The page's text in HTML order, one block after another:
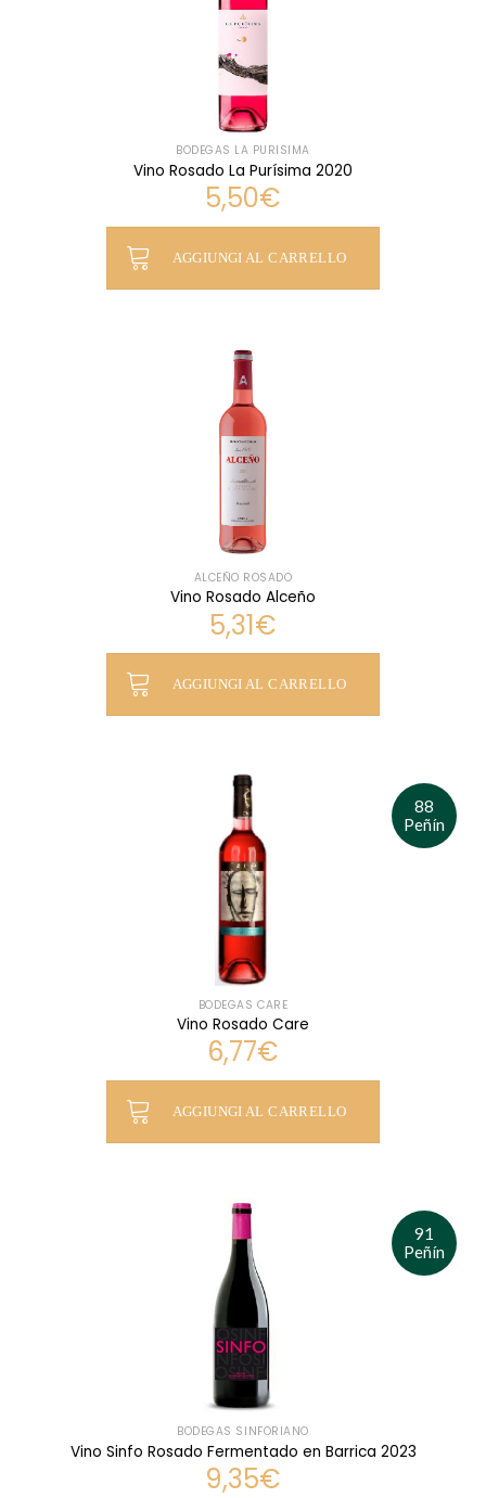
BODEGAS LA PURÍSIMA
Vino Rosado La Purísima 2020
5,50€
AGGIUNGI AL CARRELLO
ALCEÑO ROSADO
Vino Rosado Alceño
5,31€
AGGIUNGI AL CARRELLO
88
Peñín
BODEGAS CARE
Vino Rosado Care
6,77€
AGGIUNGI AL CARRELLO
91
Peñín
BODEGAS SINFORIANO
Vino Sinfo Rosado Fermentado en Barrica 2023
9,35€